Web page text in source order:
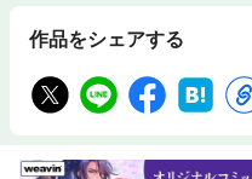
作品をシェアする